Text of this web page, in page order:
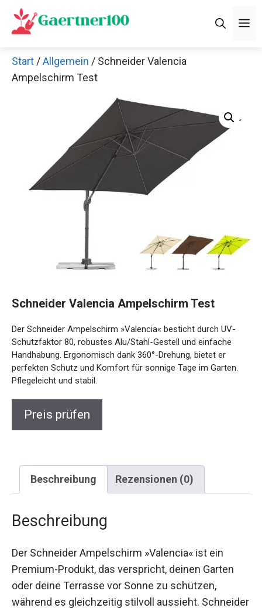
Zum
Inhalt
Start /Allgemein / Schneider Valencia
Ampelschirm Test
Schneider Valencia Ampelschirm Test
Der Schneider Ampelschirm »Valencia« besticht durch UV-
Schutzfaktor 80, robustes Alu/Stahl-Gestell und einfache
Handhabung. Ergonomisch dank 360°-Drehung, bietet er
perfekten Schutz und Komfort für sonnige Tage im Garten.
Pflegeleicht und stabil.
Preis prüfen
Beschreibung Rezensionen (0)
Beschreibung
Der Schneider Ampelschirm »Valencia« ist ein
Premium-Produkt, das verspricht, deinen Garten
oder deine Terrasse vor Sonne zu schützen,
während es gleichzeitig stilvoll aussieht. Schneider